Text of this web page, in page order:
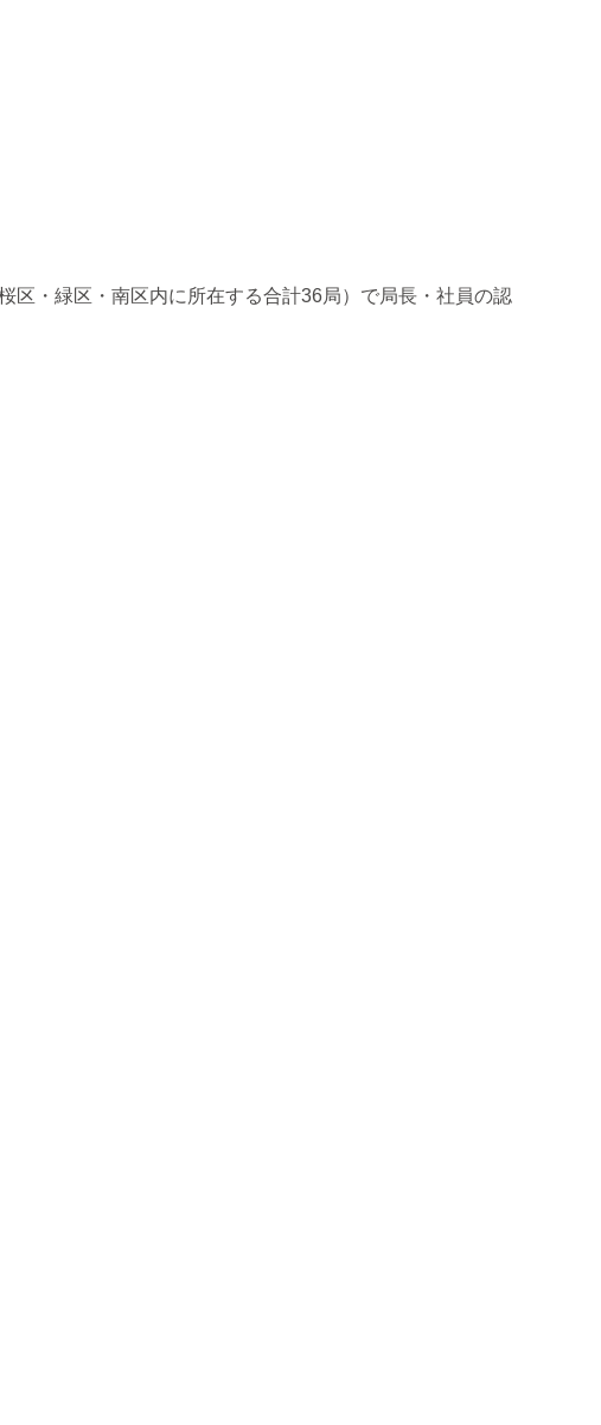
区・緑区・南区内に所在する合計36局）で局長・社員の認